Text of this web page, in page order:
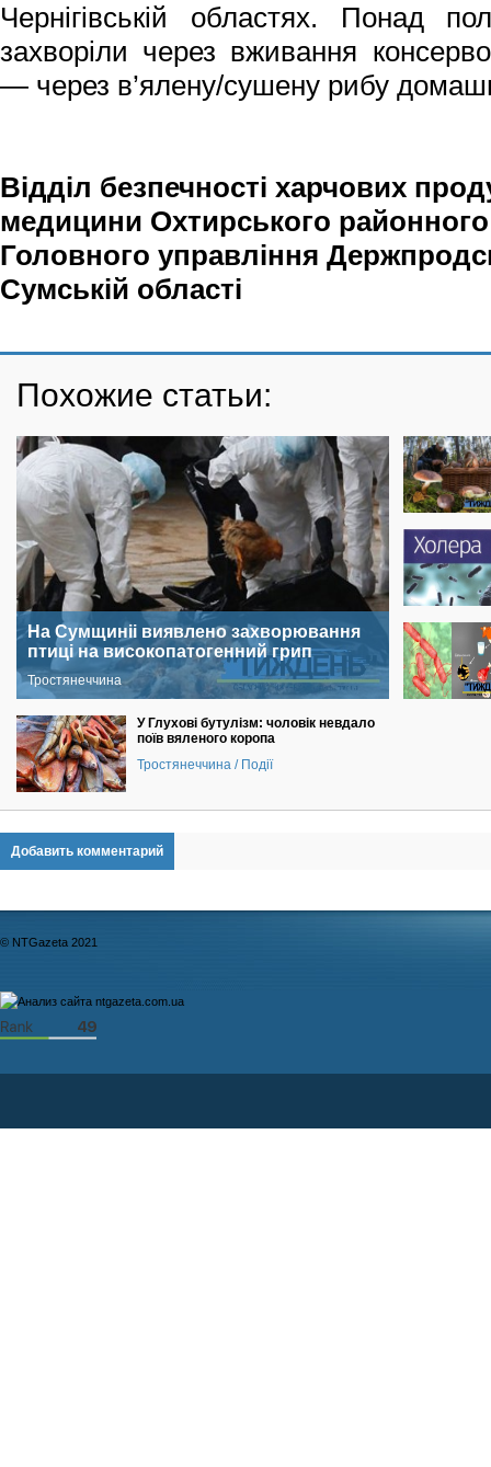
Чернігівській областях. Понад
захворіли через вживання
— через в’ялену/сушену рибу
Відділ безпечності харчових
медицини Охтирського
Головного управління
Сумській області
Похожие статьи:
На Сумщиніі виявлено захворювання
птиці на високопатогенний грип
Тростянеччина
У Глухові бутулізм: чоловік невдало
поїв вяленого коропа
Тростянеччина / Події
Добавить комментарий
© NTGazeta 2021